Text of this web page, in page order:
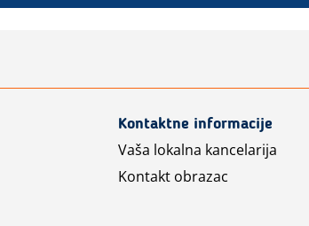
Kontaktne informacije
Vaša lokalna kancelarija
Kontakt obrazac